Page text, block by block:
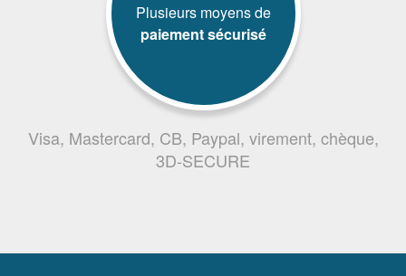
Plusieurs moyens de
paiement sécurisé
Visa, Mastercard, CB, Paypal, virement, chèque,
3D-SECURE